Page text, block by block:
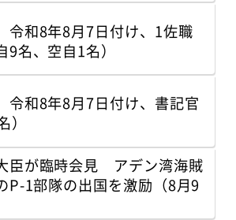
和8年8月7日付け、1佐職
9名、空自1名）
和8年8月7日付け、書記官
臣が臨時会見 アデン湾海賊
P-1部隊の出国を激励（8月9